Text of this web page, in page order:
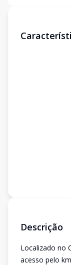
Descrição
Localizado no
acesso pelo